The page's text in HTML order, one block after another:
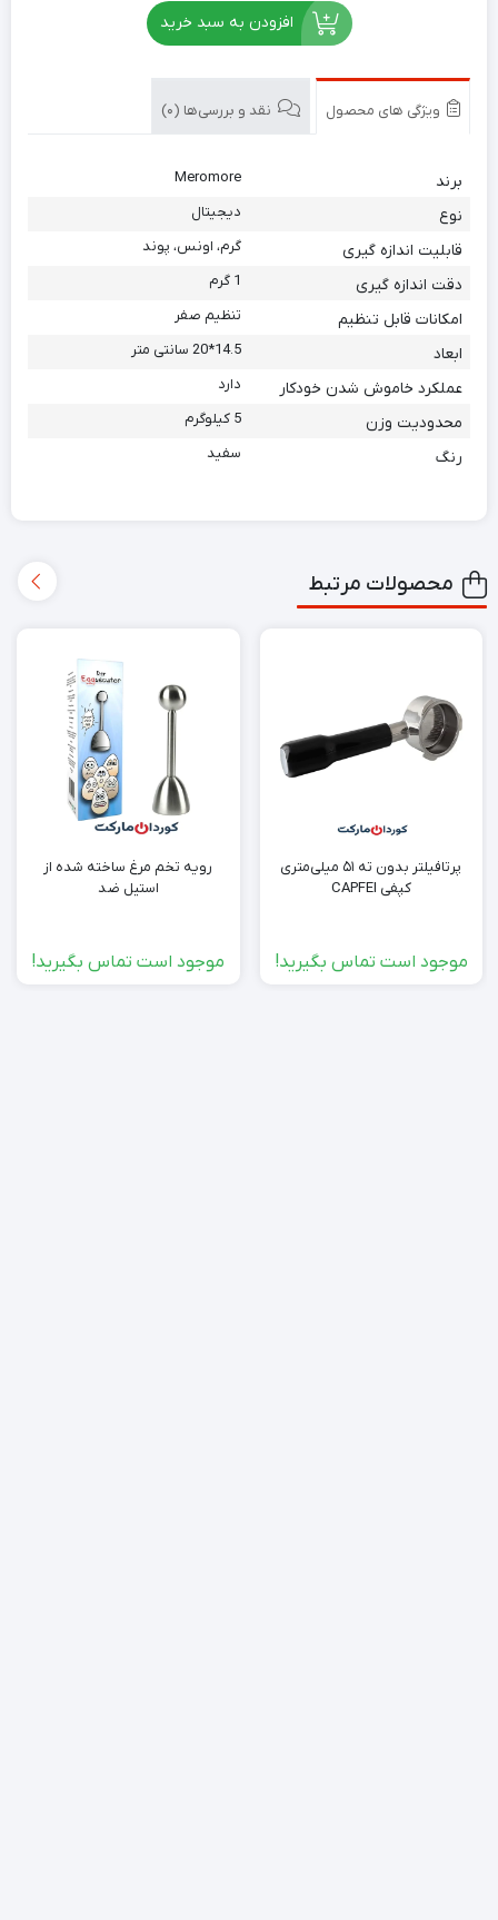
افزودن به سبد خرید
ویژگی های محصول نقد و بررسی‌ها (0)
برند Meromore
نوع دیجیتال
قابلیت اندازه گیری گرم، اونس، پوند
دقت اندازه گیری 1 گرم
امکانات قابل تنظیم تنظیم صفر
ابعاد 14.5*20 سانتی متر
عملکرد خاموش شدن خودکار دارد
محدودیت وزن 5 کیلوگرم
رنگ سفید
محصولات مرتبط
پرتافیلتر بدون ته ۵۱ میلی‌متری
کپفی CAPFEI
موجود است تماس بگیرید!
رویه تخم مرغ ساخته شده از
استیل ضد
موجود است تماس بگیرید!